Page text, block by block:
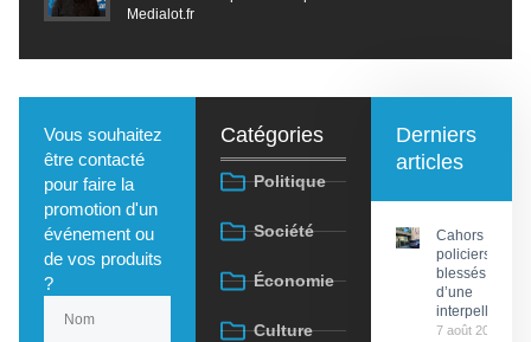
Medialot.fr
Vous souhaitez
être contacté
pour faire la
promotion d'un
événement ou
de vos produits
?
Catégories
Politique
Société
Économie
Culture
Derniers
articles
Cahors : Des
policiers
blessés lors
d’une
interpellation
7 août 2026